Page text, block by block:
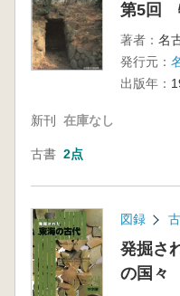
第5回
著者： 名
発行元：
出版年：
新刊 在庫なし
古書 2点
図録
発掘さ
の国々